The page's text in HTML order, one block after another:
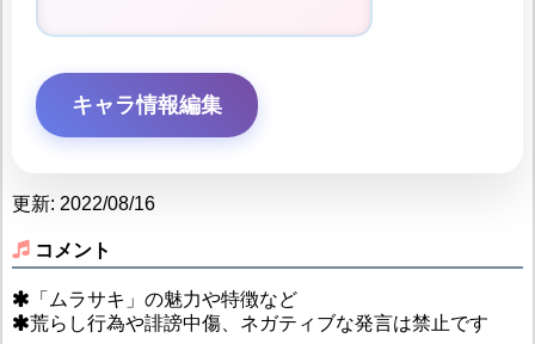
キャラ情報編集
更新: 2022/08/16
コメント
「ムラサキ」の魅力や特徴など
荒らし行為や誹謗中傷、ネガティブな発言は禁止です